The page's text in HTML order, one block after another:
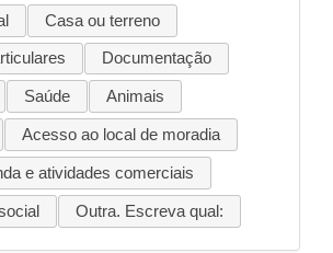
Casa ou terreno
Documentação
Saúde Animais
Acesso ao local de moradia
e atividades comerciais
Outra. Escreva qual: